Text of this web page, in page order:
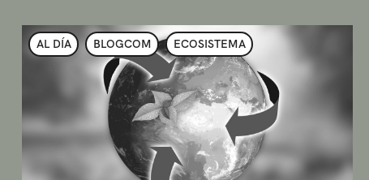
AL DÍA BLOGCOM ECOSISTEMA